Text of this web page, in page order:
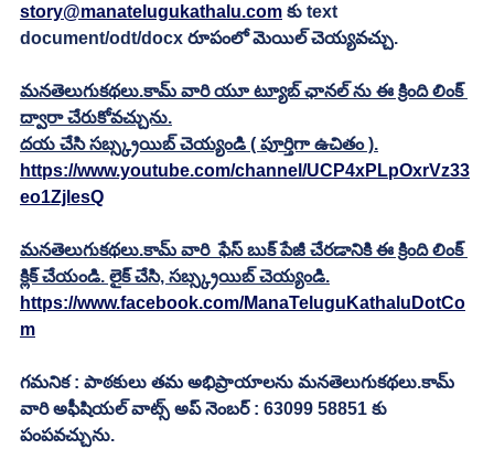
story@manatelugukathalu.com కు text
document/odt/docx రూపంలో మెయిల్ చెయ్యవచ్చు.
మనతెలుగుకథలు.కామ్ వారి యూ ట్యూబ్ ఛానల్ ను ఈ క్రింది లింక్
ద్వారా చేరుకోవచ్చును.
దయ చేసి సబ్స్క్రయిబ్ చెయ్యండి ( పూర్తిగా ఉచితం ).
https://www.youtube.com/channel/UCP4xPLpOxrVz33
eo1ZjlesQ
మనతెలుగుకథలు.కామ్ వారి  ఫేస్ బుక్ పేజీ చేరడానికి ఈ క్రింది లింక్
క్లిక్ చేయండి. లైక్ చేసి, సబ్స్క్రయిబ్ చెయ్యండి.
https://www.facebook.com/ManaTeluguKathaluDotCo
m
గమనిక : పాఠకులు తమ అభిప్రాయాలను మనతెలుగుకథలు.కామ్
వారి అఫీషియల్ వాట్స్ అప్ నెంబర్ : 63099 58851 కు
పంపవచ్చును.